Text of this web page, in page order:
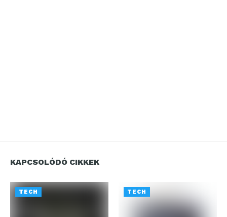
KAPCSOLÓDÓ CIKKEK
TECH TECH